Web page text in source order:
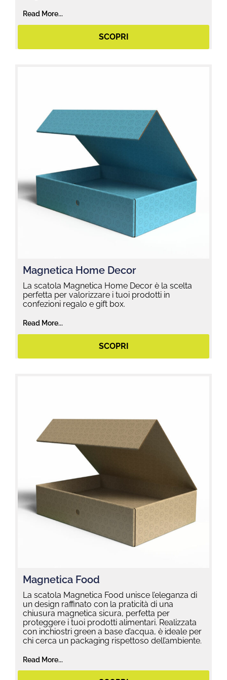
Read More...
SCOPRI
Magnetica Home Decor
La scatola Magnetica Home Decor è la scelta
perfetta per valorizzare i tuoi prodotti in
confezioni regalo e gift box.
Read More...
SCOPRI
Magnetica Food
La scatola Magnetica Food unisce l’eleganza di
un design raffinato con la praticità di una
chiusura magnetica sicura, perfetta per
proteggere i tuoi prodotti alimentari. Realizzata
con inchiostri green a base d’acqua, è ideale per
chi cerca un packaging rispettoso dell’ambiente.
Read More...